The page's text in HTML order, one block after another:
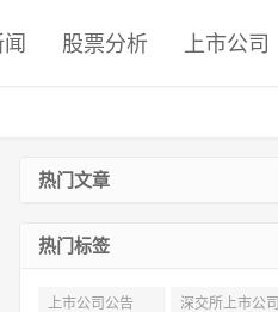
股票分析 上市公司
热门文章
热门标签
上市公司公告 深交所上市公司